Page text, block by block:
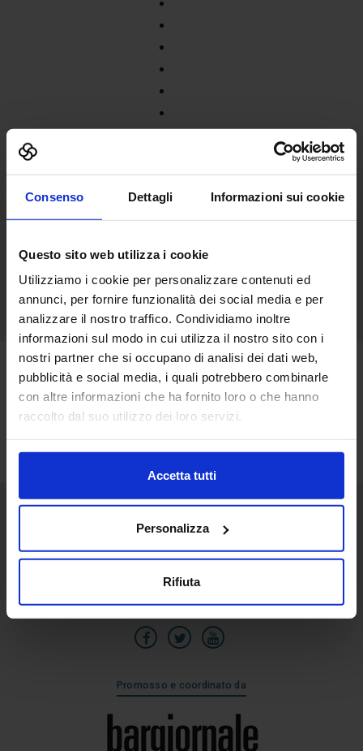
Consenso Dettagli Informazioni sui cookie
Questo sito web utilizza i cookie
Utilizziamo i cookie per personalizzare contenuti ed
annunci, per fornire funzionalità dei social media e per
analizzare il nostro traffico. Condividiamo inoltre
informazioni sul modo in cui utilizza il nostro sito con i
nostri partner che si occupano di analisi dei dati web,
pubblicità e social media, i quali potrebbero combinarle
con altre informazioni che ha fornito loro o che hanno
raccolto dal suo utilizzo dei loro servizi.
Accetta tutti
Personalizza
Rifiuta
8
Set
Senaf srl
Via Eritrea 21/A
20157 | Milano | Italia
Promosso e coordinato da